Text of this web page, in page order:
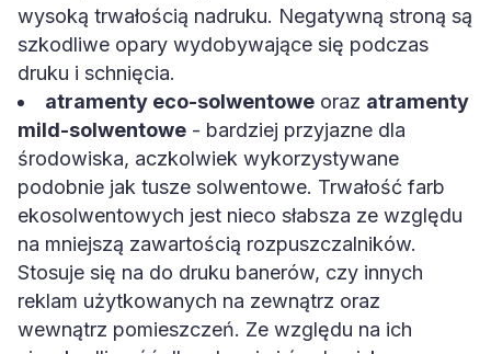
wysoką trwałością nadruku. Negatywną stroną są
szkodliwe opary wydobywające się podczas
druku i schnięcia.
atramenty eco-solwentowe oraz atramenty
mild-solwentowe - bardziej przyjazne dla
środowiska, aczkolwiek wykorzystywane
podobnie jak tusze solwentowe. Trwałość farb
ekosolwentowych jest nieco słabsza ze względu
na mniejszą zawartością rozpuszczalników.
Stosuje się na do druku banerów, czy innych
reklam użytkowanych na zewnątrz oraz
wewnątrz pomieszczeń. Ze względu na ich